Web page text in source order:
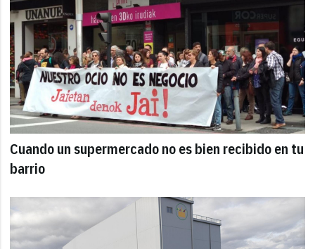
Cuando un supermercado no es bien recibido en tu
barrio